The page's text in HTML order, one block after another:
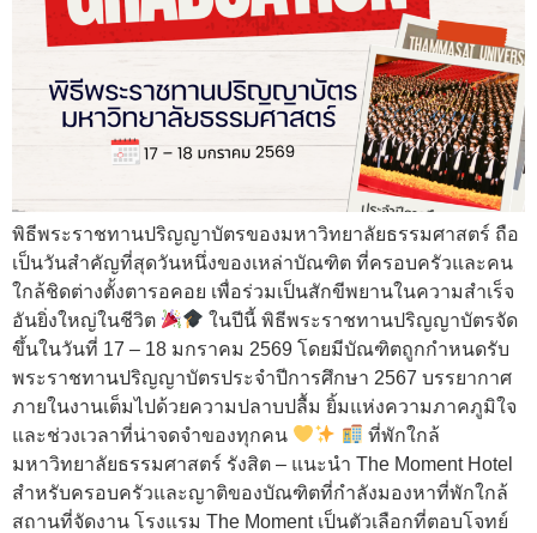
พิธีพระราชทานปริญญาบัตรของมหาวิทยาลัยธรรมศาสตร์ ถือ
เป็นวันสำคัญที่สุดวันหนึ่งของเหล่าบัณฑิต ที่ครอบครัวและคน
ใกล้ชิดต่างตั้งตารอคอย เพื่อร่วมเป็นสักขีพยานในความสำเร็จ
อันยิ่งใหญ่ในชีวิต
ในปีนี้ พิธีพระราชทานปริญญาบัตรจัด
ขึ้นในวันที่ 17 – 18 มกราคม 2569 โดยมีบัณฑิตถูกกำหนดรับ
พระราชทานปริญญาบัตรประจำปีการศึกษา 2567 บรรยากาศ
ภายในงานเต็มไปด้วยความปลาบปลื้ม ยิ้มแห่งความภาคภูมิใจ
และช่วงเวลาที่น่าจดจำของทุกคน
ที่พักใกล้
มหาวิทยาลัยธรรมศาสตร์ รังสิต – แนะนำ The Moment Hotel
สำหรับครอบครัวและญาติของบัณฑิตที่กำลังมองหาที่พักใกล้
สถานที่จัดงาน โรงแรม The Moment เป็นตัวเลือกที่ตอบโจทย์